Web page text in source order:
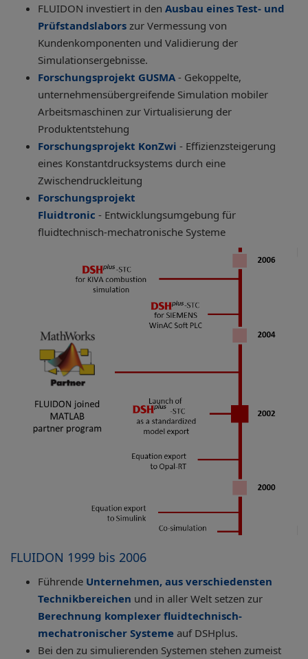
FLUIDON investiert in den Ausbau eines Test- und
Prüfstandslabors zur Vermessung von
Kundenkomponenten und Validierung der
Simulationsergebnisse.
Forschungsprojekt GUSMA - Gekoppelte,
unternehmensübergreifende Simulation mobiler
Arbeitsmaschinen zur Virtualisierung der
Produktentstehung
Forschungsprojekt KonZwi - Effizienzsteigerung
eines Konstantdrucksystems durch eine
Zwischendruckleitung
Forschungsprojekt
Fluidtronic - Entwicklungsumgebung für
fluidtechnisch-mechatronische Systeme
FLUIDON 1999 bis 2006
Führende Unternehmen, aus verschiedensten
Technikbereichen und in aller Welt setzen zur
Berechnung komplexer fluidtechnisch-
mechatronischer Systeme auf DSHplus.
Bei den zu simulierenden Systemen stehen zumeist